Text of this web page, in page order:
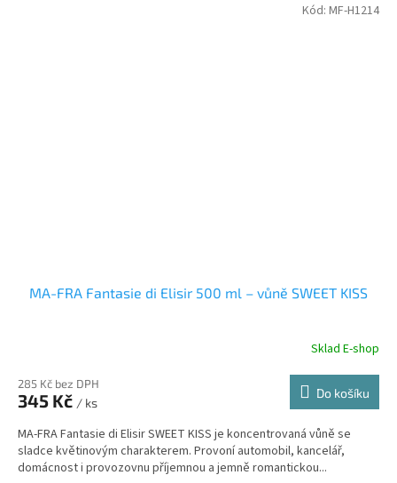
MA-FRA Fantasie di Elisir 500 ml – vůně SWEET KISS
Sklad E-shop
285 Kč bez DPH
345 Kč / ks
Do košíku
MA-FRA Fantasie di Elisir SWEET KISS je koncentrovaná vůně se
sladce květinovým charakterem. Provoní automobil, kancelář,
domácnost i provozovnu příjemnou a jemně romantickou...
Kód: MF-H1214